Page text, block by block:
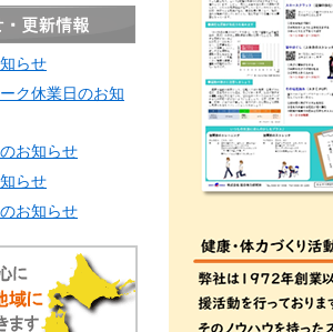
らせ
ク休業日のお知
お知らせ
らせ
お知らせ